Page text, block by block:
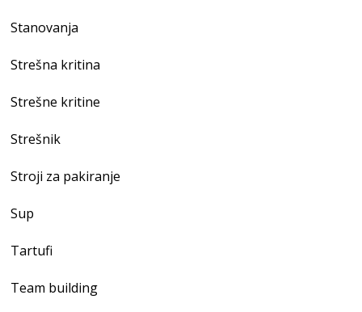
Stanovanja
Strešna kritina
Strešne kritine
Strešnik
Stroji za pakiranje
Sup
Tartufi
Team building